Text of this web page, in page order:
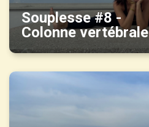
Souplesse #8 -
Colonne vertébrale